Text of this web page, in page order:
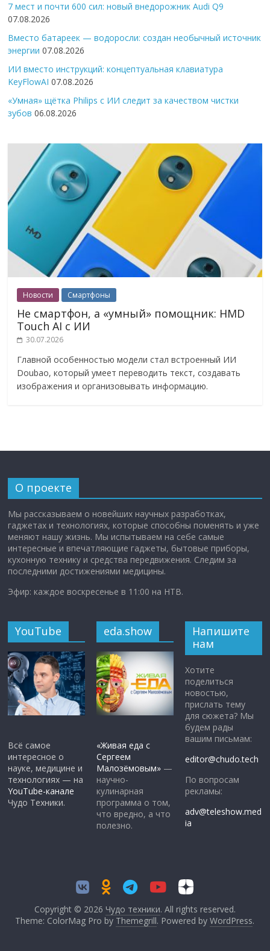
7 мест и почти 600 сил: новый внедорожник Audi Q9
07.08.2026
Вместо батареек — водоросли: создан необычный источник
энергии 07.08.2026
ИИ вместо инструкций: концептуальная клавиатура
KeyFlowAI 07.08.2026
«Умная» щётка Philips с ИИ следит за качеством чистки
зубов 06.08.2026
Новости Смартфоны
Не смартфон, а «умный» помощник: HMD
Touch AI с ИИ
30.07.2026
Главной особенностью модели стал встроенный ИИ
Doubao, который умеет переводить текст, создавать
изображения и организовывать информацию.
О проекте
Мы рассказываем о новейших научных разработках,
гаджетах и технологиях, которые способны поменять и уже
меняют нашу жизнь. Мы испытываем на себе самые
интересные и впечатляющие гаджеты, бытовые приборы,
кухонную технику и средства передвижения. Следим за
последними достижениями медицины.
Эфир: каждое воскресенье в 11:00 на НТВ.
YouTube
Всё самое
интересное о
науке, медицине и
технологиях — на
YouTube-канале
Чудо Техники.
eda.show
«Живая еда с
Сергеем
Малозёмовым» —
научно-
кулинарная
программа о том,
что вредно, а что
полезно.
Напишите
нам
Хотите
поделиться
новостью,
прислать тему
для сюжета? Мы
будем рады
вашим письмам:
editor@chudo.tech
По вопросам
рекламы:
adv@teleshow.med
ia
Copyright © 2026 Чудо техники. All rights reserved.
Theme: ColorMag Pro by Themegrill. Powered byWordPress.